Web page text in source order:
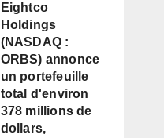
Eightco
Holdings
(NASDAQ :
ORBS) annonce
un portefeuille
total d'environ
378 millions de
dollars,